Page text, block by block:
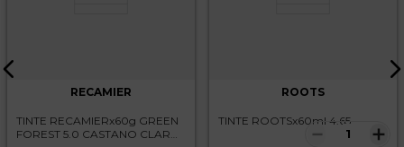
Escribe un comentario
RECAMIER
TINTE RECAMIERx60g GREEN
FOREST 5.0 CASTANO CLARO
ROOTS
TINTE ROOTSx60ml 4.65 ＋
－